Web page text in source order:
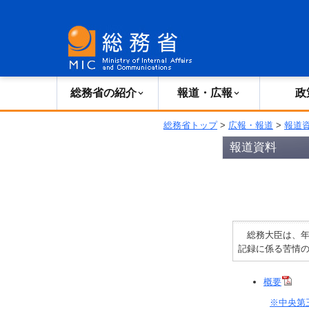
総務省の紹介 報道・広報 政
総務省トップ> 広報・報道 > 報道
報道資料
総務大臣は、
記録に係る苦情
概要
※中央第